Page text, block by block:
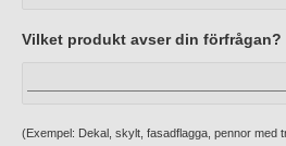
Vilket produkt avser din förfrågan?
(Exempel: Dekal, skylt, fasadflagga, pennor med